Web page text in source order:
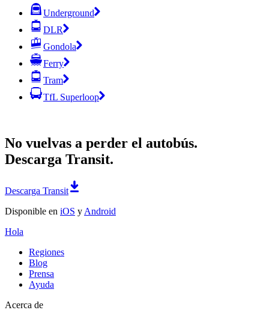
Underground
DLR
Gondola
Ferry
Tram
TfL Superloop
No vuelvas a perder el autobús.
Descarga Transit.
Descarga Transit
Disponible en iOS y Android
Hola
Regiones
Blog
Prensa
Ayuda
Acerca de